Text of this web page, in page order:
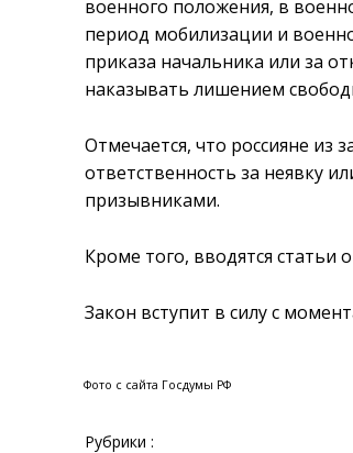
военного положения, в
период мобилизации и
приказа начальника или за
наказывать лишением
Отмечается, что россияне из
ответственность за неявку
призывниками.
Кроме того, вводятся статьи
Закон вступит в силу с
Фото с сайта Госдумы РФ
Рубрики :